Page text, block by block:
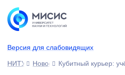
Версия для слабовидящих
НИТУ МИСИС
НовостиКубитный курьер: